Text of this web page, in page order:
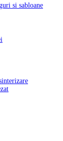
si sabloane